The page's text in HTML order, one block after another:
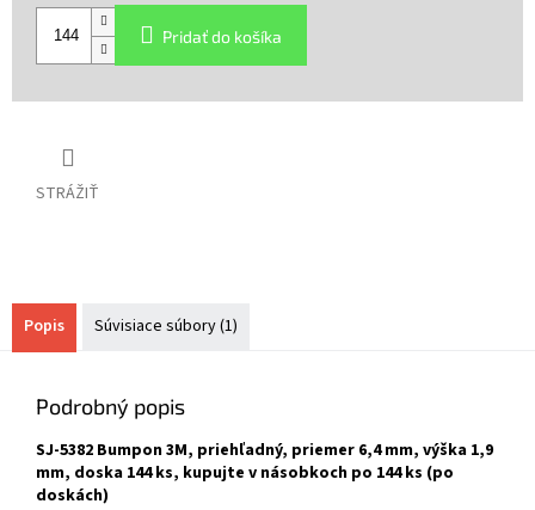
STRÁŽIŤ
Pridať do košíka
Popis Súvisiace súbory (1)
Podrobný popis
SJ-5382 Bumpon 3M, priehľadný, priemer 6,4 mm, výška 1,9
mm, doska 144 ks, kupujte v násobkoch po 144 ks (po
doskách)